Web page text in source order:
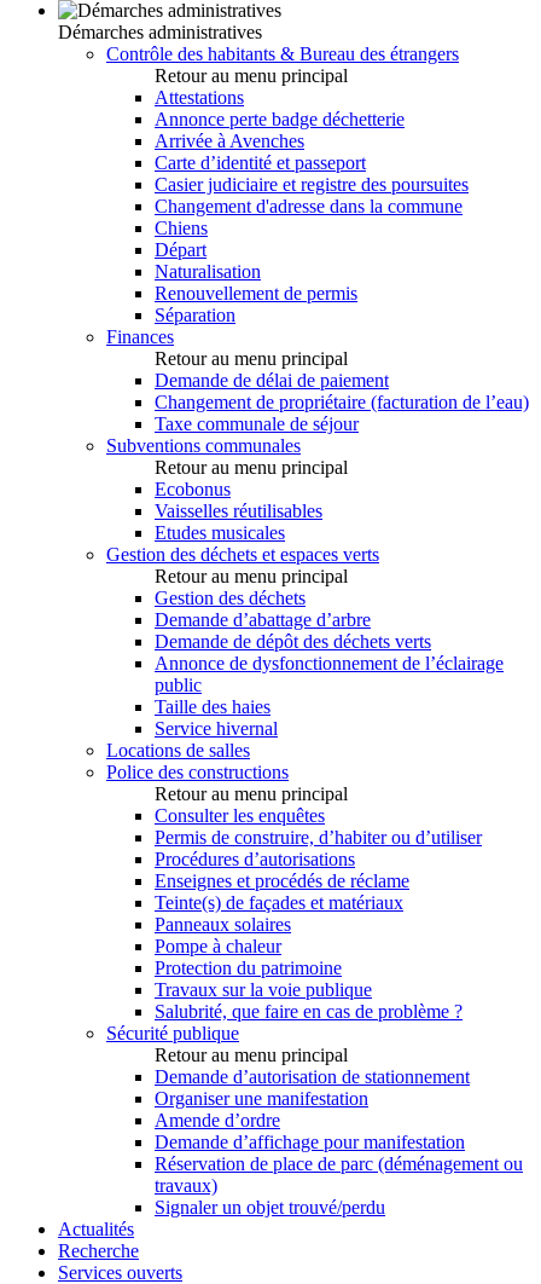
Démarches administratives
Contrôle des habitants & Bureau des étrangers
Retour au menu principal
Attestations
Annonce perte badge déchetterie
Arrivée à Avenches
Carte d’identité et passeport
Casier judiciaire et registre des poursuites
Changement d'adresse dans la commune
Chiens
Départ
Naturalisation
Renouvellement de permis
Séparation
Finances
Retour au menu principal
Demande de délai de paiement
Changement de propriétaire (facturation de l’eau)
Taxe communale de séjour
Subventions communales
Retour au menu principal
Ecobonus
Vaisselles réutilisables
Etudes musicales
Gestion des déchets et espaces verts
Retour au menu principal
Gestion des déchets
Demande d’abattage d’arbre
Demande de dépôt des déchets verts
Annonce de dysfonctionnement de l’éclairage
public
Taille des haies
Service hivernal
Locations de salles
Police des constructions
Retour au menu principal
Consulter les enquêtes
Permis de construire, d’habiter ou d’utiliser
Procédures d’autorisations
Enseignes et procédés de réclame
Teinte(s) de façades et matériaux
Panneaux solaires
Pompe à chaleur
Protection du patrimoine
Travaux sur la voie publique
Salubrité, que faire en cas de problème ?
Sécurité publique
Retour au menu principal
Demande d’autorisation de stationnement
Organiser une manifestation
Amende d’ordre
Demande d’affichage pour manifestation
Réservation de place de parc (déménagement ou
travaux)
Signaler un objet trouvé/perdu
Actualités
Recherche
Services ouverts